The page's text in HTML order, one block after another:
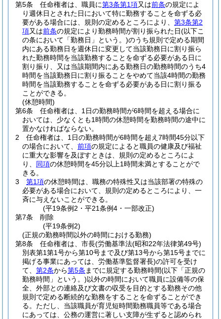
第5条
任命権者は、職員に第3条第1項又は前条の規定によ
り週休日とされた日において特に勤務することを命ずる必
要がある場合には、規則の定めるところにより、 第3条第2
項又は前条の規定により勤務時間が割り振られた日(以下こ
の条において「勤務日」という。)のうち規則で定める期間
内にある勤務日を週休日に変更して当該勤務日に割り振ら
れた勤務時間を当該勤務することを命ずる必要がある日に
割り振り、又は当該期間内にある勤務日の勤務時間のうち4
時間を当該勤務日に割り振ることをやめて当該4時間の勤務
時間を当該勤務することを命ずる必要がある日に割り振る
ことができる。
(休憩時間)
第6条
任命権者は、1日の勤務時間が6時間を超える場合に
おいては、少なくとも1時間の休憩時間を勤務時間の途中に
置かなければならない。
2
任命権者は、1日の勤務時間が6時間を超え7時間45分以下
の場合において、 前項の規定によると職員の健康及び福祉
に重大な影響を及ぼすときは、規則の定めるところによ
り、 同項の休憩時間を45分以上1時間未満とすることがで
きる。
3
第1項の休憩時間は、職務の特殊性又は当該部署の特殊の
必要がある場合において、規則の定めるところにより、一
斉に与えないことができる。
(平19条例2・平21条例4・一部改正)
第7条
削除
(平19条例2)
(正規の勤務時間以外の時間における勤務)
第8条
任命権者は、市長(労働基準法(昭和22年法律第49号)
別表第1第1号から第10号まで及び第13号から第15号までに
掲げる事業にあっては、労働基準監督署長)の許可を受け
て、 第2条から第5条 までに規定する勤務時間(以下「正規の
勤務時間」という。)以外の時間において職員に設備等の保
全、外部との連絡及び文書の収受を目的とする勤務その他
規則で定める断続的な勤務をすることを命ずることができ
る。 ただし、当該職員が育児短時間勤務職員等である場合
にあっては、公務の運営に著しい支障が生ずると認められ